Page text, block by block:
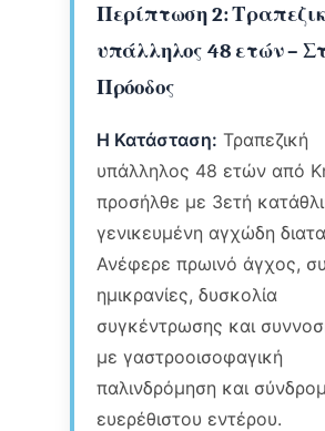
Περίπτωση 2:
υπάλληλος 48 ετών –
Πρόοδος
Η Κατάσταση: Τραπεζική
υπάλληλος 48 ετών από
προσήλθε με 3ετή
γενικευμένη αγχώδη
Ανέφερε πρωινό άγχος,
ημικρανίες, δυσκολία
συγκέντρωσης και
με γαστροοισοφαγική
παλινδρόμηση και
ευερέθιστου εντέρου.